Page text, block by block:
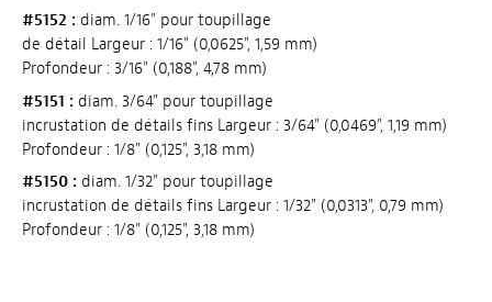
#5152 : diam. 1/16" pour toupillage
de détail Largeur : 1/16" (0,0625", 1,59 mm)
Profondeur : 3/16" (0,188", 4,78 mm)
#5151 : diam. 3/64" pour toupillage
incrustation de détails fins Largeur : 3/64" (0,0469", 1,19 mm)
Profondeur : 1/8" (0,125", 3,18 mm)
#5150 : diam. 1/32" pour toupillage
incrustation de détails fins Largeur : 1/32" (0,0313", 0,79 mm)
Profondeur : 1/8" (0,125", 3,18 mm)